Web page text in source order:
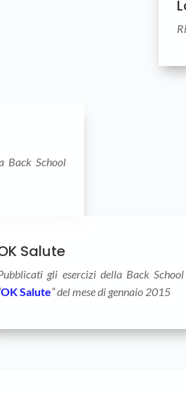
Back School
Salute
gli esercizi della Back
OK Salute” del mese di gennaio 2015